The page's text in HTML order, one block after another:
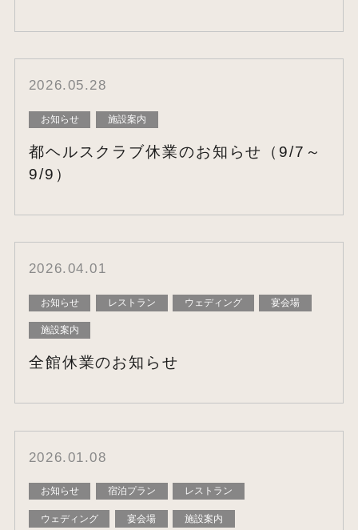
2026.05.28
お知らせ 施設案内
都ヘルスクラブ休業のお知らせ（9/7～
9/9）
2026.04.01
お知らせ レストラン ウェディング 宴会場
施設案内
全館休業のお知らせ
2026.01.08
お知らせ 宿泊プラン レストラン
ウェディング 宴会場 施設案内